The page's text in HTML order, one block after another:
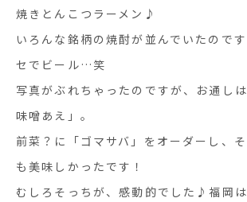
焼きとんこつラーメン♪
いろんな銘柄の焼酎が並んでいたので
セでビール…笑
写真がぶれちゃったのですが、お通し
味噌あえ」。
前菜？に「ゴマサバ」をオーダーし、
も美味しかったです！
むしろそっちが、感動的でした♪福岡